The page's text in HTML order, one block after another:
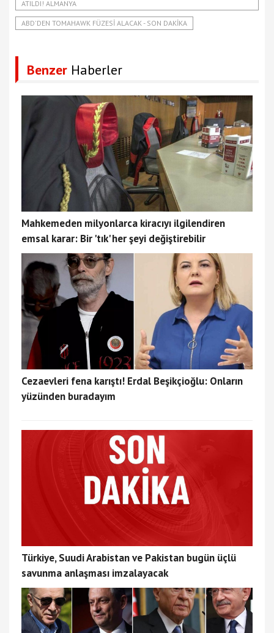
ATILDI! ALMANYA
ABD'DEN TOMAHAWK FÜZESI ALACAK - SON DAKIKA
Benzer Haberler
Mahkemeden milyonlarca kiracıyı ilgilendiren
emsal karar: Bir 'tık' her şeyi değiştirebilir
Cezaevleri fena karıştı! Erdal Beşikçioğlu: Onların
yüzünden buradayım
Türkiye, Suudi Arabistan ve Pakistan bugün üçlü
savunma anlaşması imzalayacak